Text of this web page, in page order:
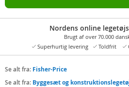
Nordens online
Brugt af over 70.000
Superhurtig levering
Toldfrit
Se alt fra: Fisher-Price
Se alt fra: Byggesæt og